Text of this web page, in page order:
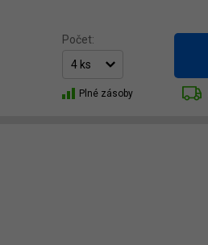
Počet:
Plné zásoby